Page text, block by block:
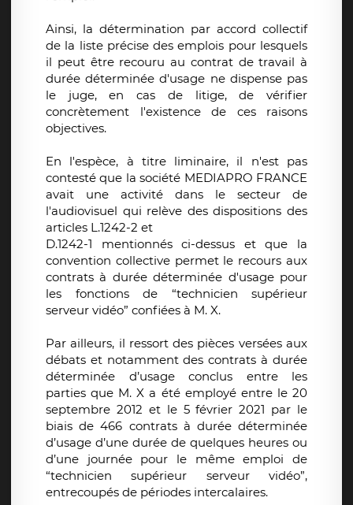
Ainsi, la détermination par accord collectif
de la liste précise des emplois pour lesquels
il peut être recouru au contrat de travail à
durée déterminée d'usage ne dispense pas
le juge, en cas de litige, de vérifier
concrètement l'existence de ces raisons
objectives.
En l'espèce, à titre liminaire, il n'est pas
contesté que la société MEDIAPRO FRANCE
avait une activité dans le secteur de
l'audiovisuel qui relève des dispositions des
articles L.1242-2 et
D.1242-1 mentionnés ci-dessus et que la
convention collective permet le recours aux
contrats à durée déterminée d'usage pour
les fonctions de “technicien supérieur
serveur vidéo” confiées à M. X.
Par ailleurs, il ressort des pièces versées aux
débats et notamment des contrats à durée
déterminée d’usage conclus entre les
parties que M. X a été employé entre le 20
septembre 2012 et le 5 février 2021 par le
biais de 466 contrats à durée déterminée
d’usage d’une durée de quelques heures ou
d’une journée pour le même emploi de
“technicien supérieur serveur vidéo”,
entrecoupés de périodes intercalaires.